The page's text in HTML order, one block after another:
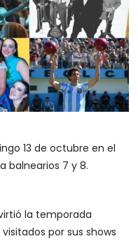
13 de octubre en el
balnearios 7 y 8.
la temporada
por sus shows